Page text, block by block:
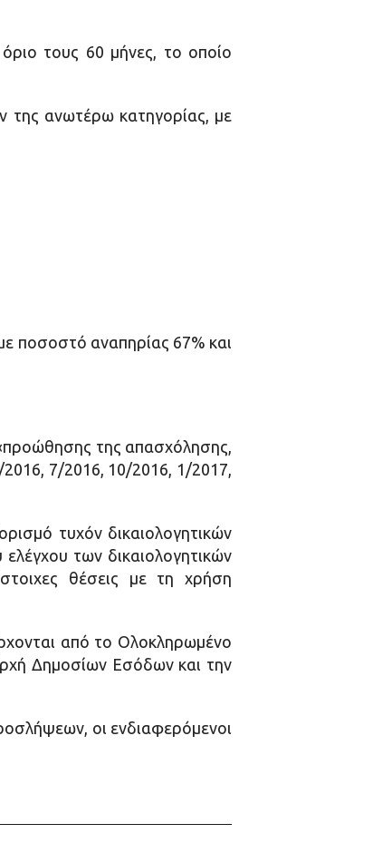
τους 60 μήνες, το οποίο
της ανωτέρω κατηγορίας, με
ποσοστό αναπηρίας 67% και
της απασχόλησης,
7/2016, 10/2016, 1/2017,
τυχόν δικαιολογητικών
των δικαιολογητικών
θέσεις με τη χρήση
από το Ολοκληρωμένο
Δημοσίων Εσόδων και την
οι ενδιαφερόμενοι